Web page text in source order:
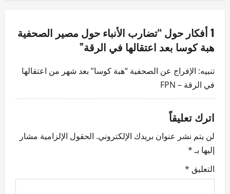
v
i
g
a
t
i
o
n
1 أفكار حول “
تضارب الأنباء حول مصير الصحفية
هبة كوسا بعد اعتقالها في الرقة”
تنبيه: الإفراج عن الصحفية “هبة كوسا” بعد شهر من اعتقالها
في الرقة – FPN
اترك تعليقاً
لن يتم نشر عنوان بريدك الإلكتروني. الحقول الإلزامية مشار
إليها بـ*
التعليق *